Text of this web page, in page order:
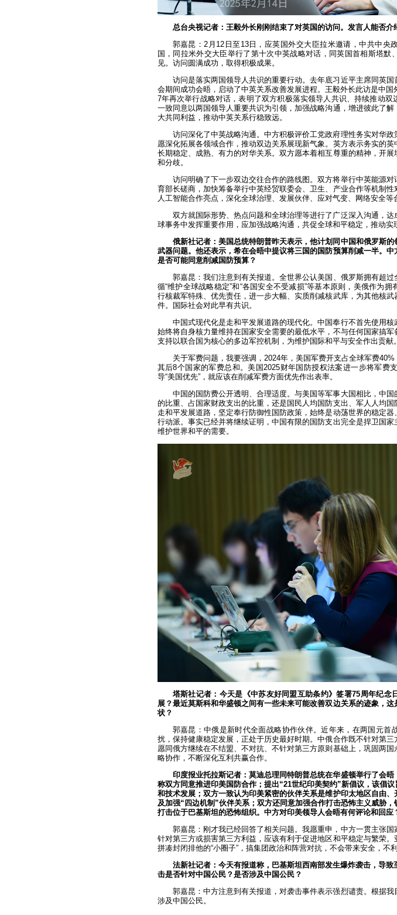
总台央视记者：王毅外长刚刚结束了对英国的访问。发言人能否介
郭嘉昆：2月12日至13日，应英国外交大臣拉米邀请，中共中央
国，同拉米外交大臣举行了第十次中英战略对话，同英国首相斯塔默
见。访问圆满成功，取得积极成果。
访问是落实两国领导人共识的重要行动。去年底习近平主席同英
会期间成功会晤，启动了中英关系改善发展进程。王毅外长此访是中
7年再次举行战略对话，表明了双方积极落实领导人共识、持续推动双
一致同意以两国领导人重要共识为引领，加强战略沟通，增进彼此了
大共同利益，推动中英关系行稳致远。
访问深化了中英战略沟通。中方积极评价工党政府理性务实对华政
愿深化拓展各领域合作，推动双边关系展现新气象。英方表示务实的
长期稳定、成熟、有力的对华关系。双方愿本着相互尊重的精神，开
和分歧。
访问明确了下一步双边交往合作的路线图。双方将举行中英能源
育部长磋商，加快筹备举行中英经贸联委会、卫生、产业合作等机制性
人工智能合作亮点，深化全球治理、发展伙伴、应对气变、网络安全等
双方就国际形势、热点问题和全球治理等进行了广泛深入沟通，
球事务中发挥重要作用，应加强战略沟通，共促全球和平稳定，推动实
俄新社记者：美国总统特朗普昨天表示，他计划同中国和俄罗斯
武器问题。他还表示，希在会晤中提议将三国的国防预算削减一半。
是否可能同意削减国防预算？
郭嘉昆：我们注意到有关报道。全世界公认美国、俄罗斯拥有超
循“维护全球战略稳定”和“各国安全不受减损”等基本原则，美俄作为
行核裁军特殊、优先责任，进一步大幅、实质削减核武库，为其他核
件。国际社会对此早有共识。
中国式现代化是走和平发展道路的现代化。中国奉行不首先使用核
始终将自身核力量维持在国家安全需要的最低水平，不与任何国家搞
支持以联合国为核心的多边军控机制，为维护国际和平与安全作出贡献。
关于军费问题，我要强调，2024年，美国军费开支占全球军费
其后8个国家的军费总和。美国2025财年国防授权法案进一步将军费
导“美国优先”，就应该在削减军费方面优先作出表率。
中国的国防费公开透明、合理适度。与美国等军事大国相比，中
的比重、占国家财政支出的比重，还是国民人均国防支出、军人人均
走和平发展道路，坚定奉行防御性国防政策，始终是动荡世界的稳定
行动派。事实已经并将继续证明，中国有限的国防支出完全是捍卫国
维护世界和平的需要。
塔斯社记者：今天是《中苏友好同盟互助条约》签署75周年纪念
展？最近莫斯科和华盛顿之间有一些未来可能改善双边关系的迹象，
状？
郭嘉昆：中俄是新时代全面战略协作伙伴。近年来，在两国元首
扰，保持健康稳定发展，正处于历史最好时期。中俄合作既不针对第
愿同俄方继续在不结盟、不对抗、不针对第三方原则基础上，巩固两
略协作，不断深化互利共赢合作。
印度报业托拉斯记者：莫迪总理同特朗普总统在华盛顿举行了会
称双方同意推进印美国防合作；提出“21世纪印美契约”新倡议，该倡
和技术发展；双方一致认为印美紧密的伙伴关系是维护印太地区自由
及加强“四边机制”伙伴关系；双方还同意加强合作打击恐怖主义威胁
打击位于巴基斯坦的恐怖组织。中方对印美领导人会晤有何评论和回应
郭嘉昆：刚才我已经回答了相关问题。我愿重申，中方一贯主张
针对第三方或损害第三方利益，应该有利于促进地区和平稳定与繁荣。
拼凑封闭排他的“小圈子”，搞集团政治和阵营对抗，不会带来安全，不
法新社记者：今天有报道称，巴基斯坦西南部发生爆炸袭击，导
击是否针对中国公民？是否涉及中国公民？
郭嘉昆：中方注意到有关报道，对袭击事件表示强烈谴责。根据
涉及中国公民。